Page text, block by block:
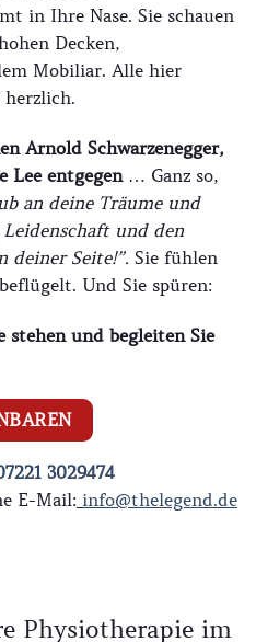
in Ihre Nase. Sie schauen
Decken,
Mobiliar. Alle hier
herzlich.
Arnold Schwarzenegger,
Lee entgegen … Ganz so,
an deine Träume und
und den
deiner Seite!”. Sie fühlen
Und Sie spüren:
stehen und begleiten Sie
3029474
E-Mail: info@thelegend.de
Physiotherapie im